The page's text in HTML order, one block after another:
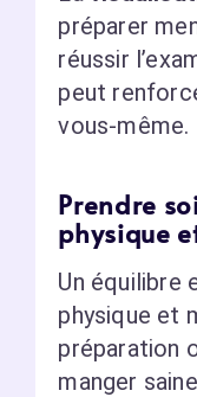
préparer
réussir
peut
vous-même.
Prendre
physique
Un équilibre
physique et
préparation
manger